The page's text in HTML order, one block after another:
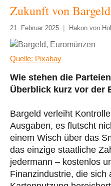
Zukunft von Bargeld
21. Februar 2025 Hakon von
Quelle: Pixabay
Wie stehen die
Überblick kurz vor der
Bargeld verleiht
Ausgaben, es flutscht
einem Wisch über das
das einzige staatliche
jedermann – kostenlos
Finanzindustrie, die sich